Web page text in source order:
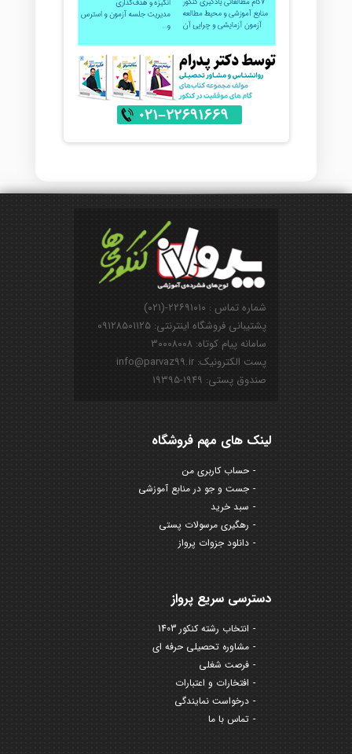
شماره تماس : ۲۲۶۹۱۰۱۰-(۰۲۱)
پشتیبانی فروشگاه اینترنتی: ۰۹۱۲۸۵۰۱۱۲۵
سامانه پیام کوتاه: ۳۰۰۰۸۰۰۸
پست الکترونیک: info@parvaz99.ir
صندوق پستی: ۱۹۴۹-۱۹۳۹۵
لینک های مهم فروشگاه
حساب کاربری من
جست و جو در منابع آموزشی
سبد خرید
رهگیری مرسولات پستی
دانلود جزوات پرواز
دسترسی سریع پرواز
انتخاب رشته کنکور 1403
مشاوره تحصیلی حرفه ای
فرصت شغلی
افتخارات و اعتبارات
درخواست نمایندگی
تماس با ما